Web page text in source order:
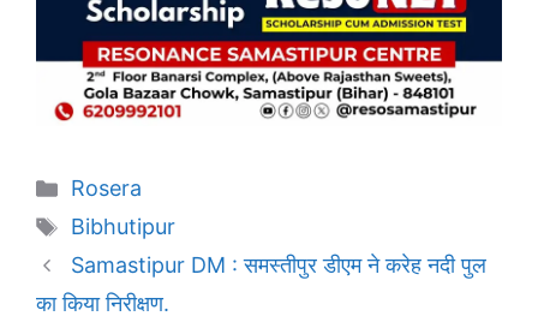
Categories
Rosera
Tags
Bibhutipur
Samastipur DM : समस्तीपुर डीएम ने करेह नदी पुल
का किया निरीक्षण.